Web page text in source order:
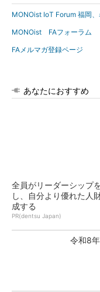
MONOist IoT Forum 福岡
MONOist FAフォーラム
FAメルマガ登録ページ
あなたにおすすめ
全員がリーダーシップ
し、自分より優れた人
成する
PR(dentsu Japan)
令和8